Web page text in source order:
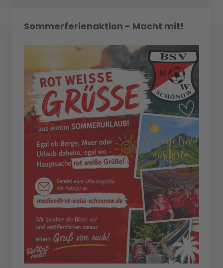
Sommerferienaktion - Macht mit!